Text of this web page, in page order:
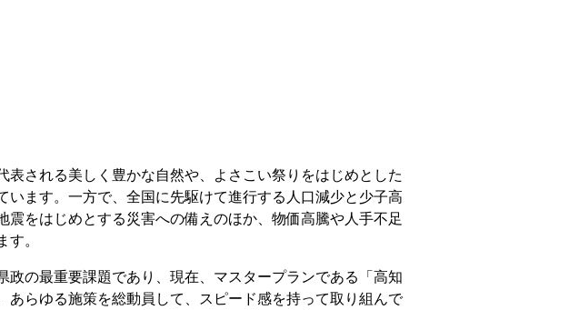
される美しく豊かな自然や、よさこい祭りをはじめとした
います。一方で、全国に先駆けて進行する人口減少と少子高
震をはじめとする災害への備えのほか、物価高騰や人手不足
。
の最重要課題であり、現在、マスタープランである「高知
あらゆる施策を総動員して、スピード感を持って取り組んで